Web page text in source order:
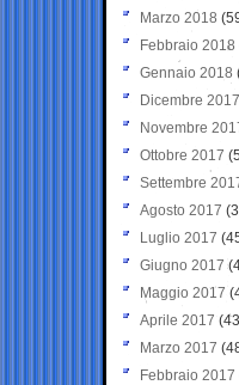
Marzo 2018
Febbraio 2018
Gennaio 2018
Dicembre 2017
Novembre
Ottobre 2017
Settembre
Agosto 2017
Luglio 2017
Giugno 2017
Maggio 2017
Aprile 2017
Marzo 2017
Febbraio 2017